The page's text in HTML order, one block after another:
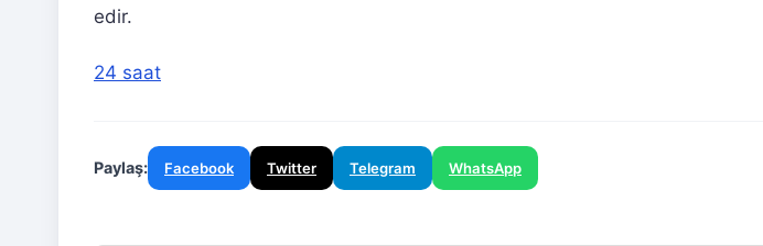
edir.
24 saat
Paylaş: Facebook Twitter Telegram WhatsApp